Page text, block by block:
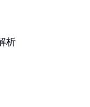
析